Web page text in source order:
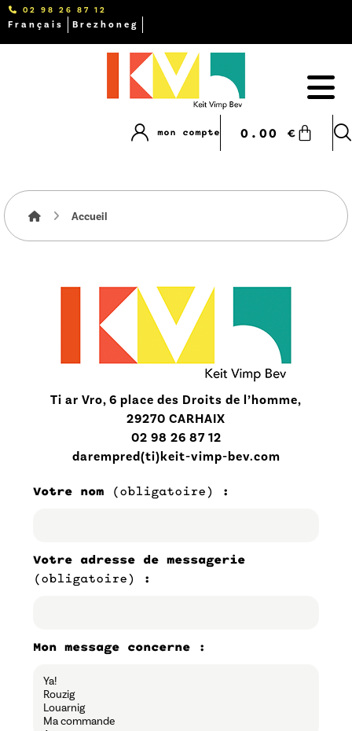
Français Brezhoneg
02 98 26 87 12
0.00 €
mon compte
Accueil
Ti ar Vro, 6 place des Droits de l’homme,
29270 CARHAIX
02 98 26 87 12
darempred(ti)keit-vimp-bev.com
Votre nom (obligatoire) :
Votre adresse de messagerie
(obligatoire)
:
Mon message concerne :